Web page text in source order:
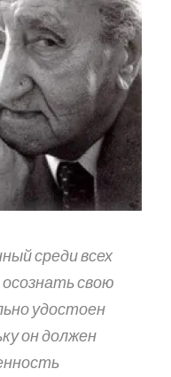
среди всех
свою
удостоен
он должен